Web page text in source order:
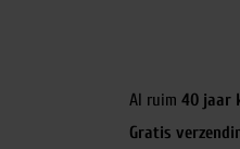
Al ruim 40 jaar
Gratis